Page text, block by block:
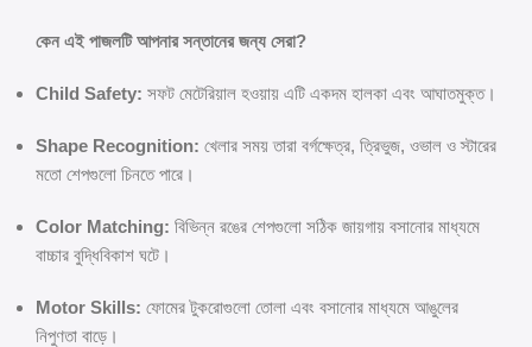
কেন এই পাজলটি আপনার সন্তানের জন্য সেরা?
Child Safety: সফট মেটেরিয়াল হওয়ায় এটি একদম হালকা এবং আঘাতমুক্ত।
Shape Recognition: খেলার সময় তারা বর্গক্ষেত্র, ত্রিভুজ, ওভাল ও স্টারের
মতো শেপগুলো চিনতে পারে।
Color Matching: বিভিন্ন রঙের শেপগুলো সঠিক জায়গায় বসানোর মাধ্যমে
বাচ্চার বুদ্ধিবিকাশ ঘটে।
Motor Skills: ফোমের টুকরোগুলো তোলা এবং বসানোর মাধ্যমে আঙুলের
নিপুণতা বাড়ে।